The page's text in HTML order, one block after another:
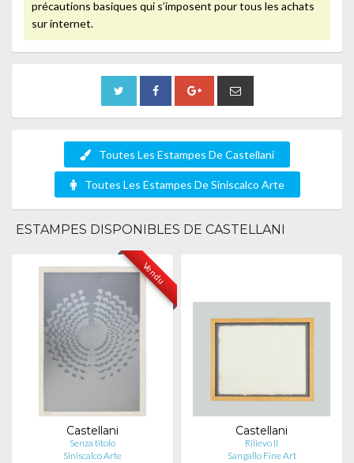
précautions basiques qui s’imposent pour tous les achats
sur internet.
Toutes Les Estampes De Castellani
Toutes Les Estampes De Siniscalco Arte
ESTAMPES DISPONIBLES DE CASTELLANI
Vendu
Castellani
Senza titolo
Siniscalco Arte
Castellani
Rilievo II
Sangallo Fine Art